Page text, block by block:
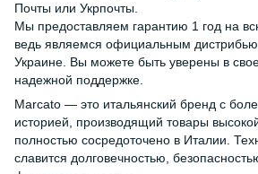
Почты или Укрпочты.
Мы предоставляем гарантию 1 год на
ведь являемся официальным
Украине. Вы можете быть уверены в
надежной поддержке.
Marcato — это итальянский бренд с
историей, производящий товары
полностью сосредоточено в Италии.
славится долговечностью,